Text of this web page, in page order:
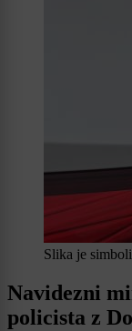
Slika je
Navidezni
policista z